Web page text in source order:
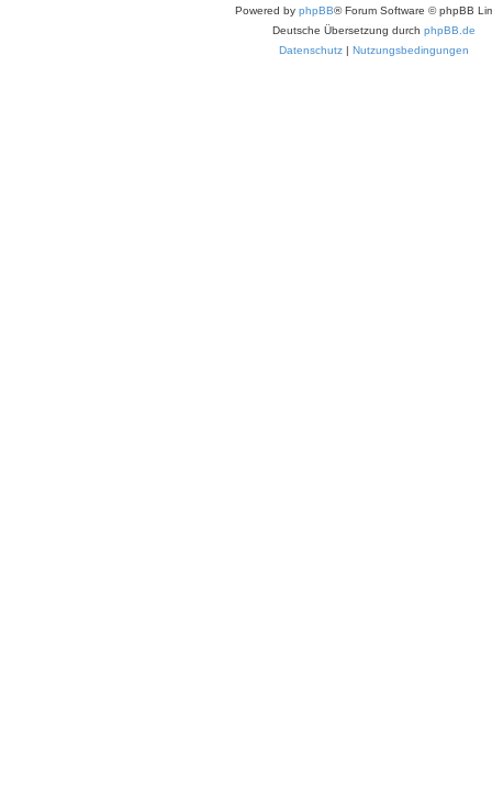
Powered by phpBB® Forum Software © phpBB
Deutsche Übersetzung durch phpBB.de
Datenschutz | Nutzungsbedingungen